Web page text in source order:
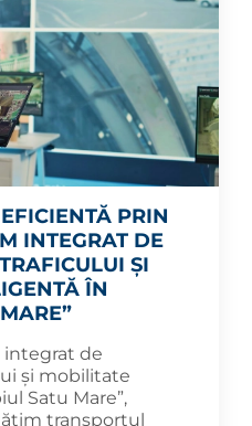
PRIN
INTEGRAT DE
ȘI
ÎN
integrat de
și mobilitate
Satu Mare”,
transportul